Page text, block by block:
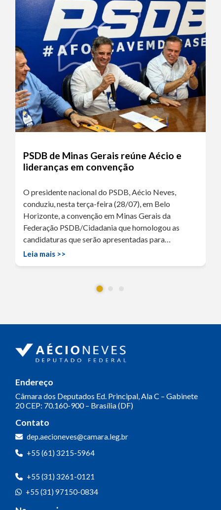
PSDB de Minas Gerais reúne Aécio e
lideranças em convenção
O presidente nacional do PSDB, Aécio Neves,
conduziu, nesta terça-feira (28/07), em Belo
Horizonte, a convenção em Minas Gerais da
Federação PSDB/Cidadania que homologou as
candidaturas que serão apresentadas para…
Leia mais >>
Endereço
Câmara dos Deputados Ed. Principal, Ala C – Gabinete
20CEP: 70.160-900 – Brasília (DF)
Contato
dep.aecioneves@camara.leg.br
+55 (61) 3215-5964
+55 (31) 3261-0121
+55 (31) 97150-0834